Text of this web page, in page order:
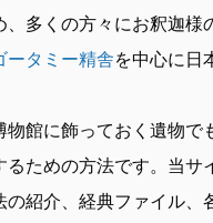
多くの方々にお釈迦様
ータミー精舎を中心に日
館に飾っておく遺物で
ための方法です。当サ
紹介、経典ファイル、